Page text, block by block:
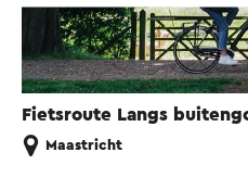
Fietsroute Langs
Maastricht